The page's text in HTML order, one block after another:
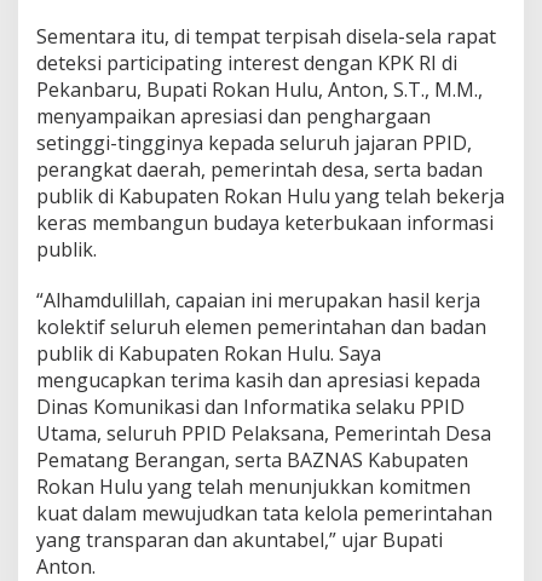
Sementara itu, di tempat terpisah disela-sela rapat
deteksi participating interest dengan KPK RI di
Pekanbaru, Bupati Rokan Hulu, Anton, S.T., M.M.,
menyampaikan apresiasi dan penghargaan
setinggi-tingginya kepada seluruh jajaran PPID,
perangkat daerah, pemerintah desa, serta badan
publik di Kabupaten Rokan Hulu yang telah bekerja
keras membangun budaya keterbukaan informasi
publik.
“Alhamdulillah, capaian ini merupakan hasil kerja
kolektif seluruh elemen pemerintahan dan badan
publik di Kabupaten Rokan Hulu. Saya
mengucapkan terima kasih dan apresiasi kepada
Dinas Komunikasi dan Informatika selaku PPID
Utama, seluruh PPID Pelaksana, Pemerintah Desa
Pematang Berangan, serta BAZNAS Kabupaten
Rokan Hulu yang telah menunjukkan komitmen
kuat dalam mewujudkan tata kelola pemerintahan
yang transparan dan akuntabel,” ujar Bupati
Anton.